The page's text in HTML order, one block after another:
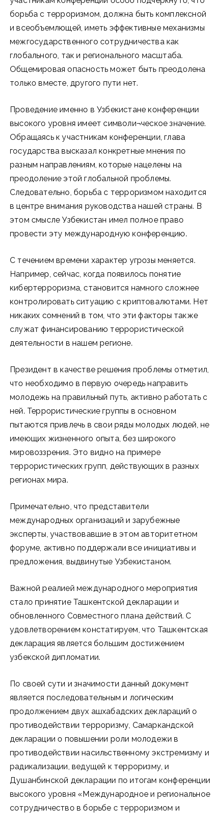
борьба с терроризмом, должна быть комплексной
и всеобъемлющей, иметь эффективные механизмы
межгосударственного сотрудничества как
глобального, так и регионального масштаба.
Общемировая опасность может быть преодолена
только вместе, другого пути нет.
Проведение именно в Узбекистане конференции
высокого уровня имеет символи¬ческое значение.
Обращаясь к участникам конференции, глава
государства высказал конкретные мнения по
разным направлениям, которые нацелены на
преодоление этой глобальной проблемы.
Следовательно, борьба с терроризмом находится
в центре внимания руководства нашей страны. В
этом смысле Узбекистан имел полное право
провести эту международную конференцию.
С течением времени характер угрозы меняется.
Например, сейчас, когда появилось понятие
кибертерроризма, становится намного сложнее
контролировать ситуацию с криптовалютами. Нет
никаких сомнений в том, что эти факторы также
служат финансированию террористической
деятельности в нашем регионе.
Президент в качестве решения проблемы отметил,
что необходимо в первую очередь направить
молодежь на правильный путь, активно работать с
ней. Террористические группы в основном
пытаются привлечь в свои ряды молодых людей, не
имеющих жизненного опыта, без широкого
мировоззрения. Это видно на примере
террористических групп, действующих в разных
регионах мира.
Примечательно, что представители
международных организаций и зарубежные
эксперты, участвовавшие в этом авторитетном
форуме, активно поддержали все инициативы и
предложения, выдвинутые Узбекистаном.
Важной реалией международного мероприятия
стало принятие Ташкентской декларации и
обновленного Совместного плана действий. С
удовлетворением констатируем, что Ташкентская
декларация является большим достижением
узбекской дипломатии.
По своей сути и значимости данный документ
является последовательным и логическим
продолжением двух ашхабадских деклараций о
противодействии терроризму, Самаркандской
декларации о повышении роли молодежи в
противодействии насильственному экстремизму и
радикализации, ведущей к терроризму, и
Душанбинской декларации по итогам конференции
высокого уровня «Международное и региональное
сотрудничество в борьбе с терроризмом и